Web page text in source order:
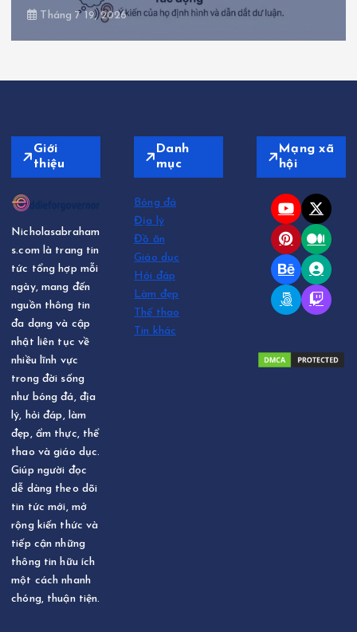
Giới
thiệu
Nicholasabraham
s.com là trang tin
tức tổng hợp mỗi
ngày, mang đến
nguồn thông tin
đa dạng và cập
nhật liên tục về
nhiều lĩnh vực
trong đời sống
như bóng đá, địa
lý, hỏi đáp, làm
đẹp, ẩm thực, thể
thao và giáo dục.
Giúp người đọc
dễ dàng theo dõi
tin tức mới, mở
rộng kiến thức và
tiếp cận những
thông tin hữu ích
một cách nhanh
chóng, thuận tiện.
Danh
mục
Bóng đá
Địa lý
Đồ ăn
Giáo dục
Hỏi đáp
Làm đẹp
Thể thao
Tin khác
Mạng xã
hội